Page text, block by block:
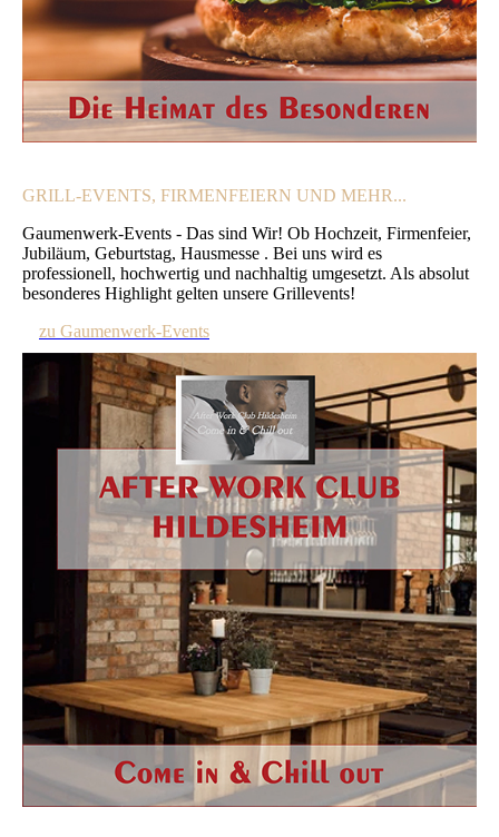
GRILL-EVENTS, FIRMENFEIERN UND MEHR...
Gaumenwerk-Events - Das sind Wir! Ob Hochzeit, Firmenfeier,
Jubiläum, Geburtstag, Hausmesse . Bei uns wird es
professionell, hochwertig und nachhaltig umgesetzt. Als absolut
besonderes Highlight gelten unsere Grillevents!
zu Gaumenwerk-Events